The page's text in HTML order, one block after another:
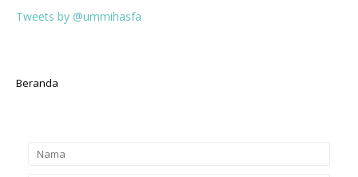
Tweets by @ummihasfa
Beranda